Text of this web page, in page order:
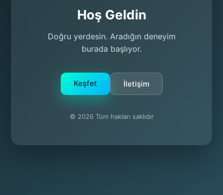
Hoş Geldin
Doğru yerdesin. Aradığın deneyim
burada başlıyor.
Keşfet İletişim
© 2026 Tüm hakları saklıdır